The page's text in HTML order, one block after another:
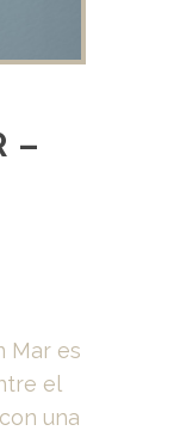
–
Mar es
el
una